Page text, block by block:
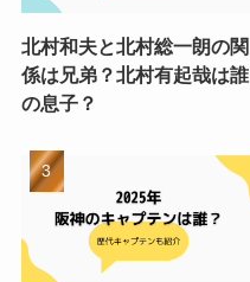
北村和夫と北村総一朗の関
係は兄弟？北村有起哉は誰
の息子？